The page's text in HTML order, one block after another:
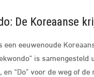
De Koreaanse
een eeuwenoude
is
“Do” voor de weg of